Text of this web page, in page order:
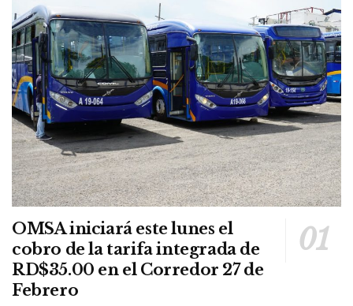
OMSA iniciará este lunes el
cobro de la tarifa integrada de
RD$35.00 en el Corredor 27 de
Febrero